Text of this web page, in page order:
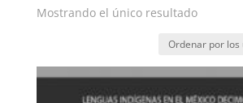
Mostrando el único resultado